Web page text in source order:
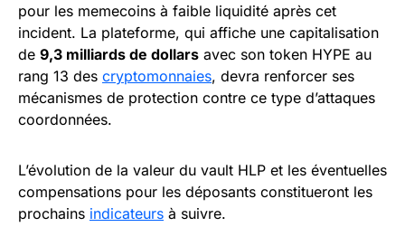
pour les memecoins à faible liquidité après cet
incident. La plateforme, qui affiche une capitalisation
de 9,3 milliards de dollars avec son token HYPE au
rang 13 des cryptomonnaies, devra renforcer ses
mécanismes de protection contre ce type d’attaques
coordonnées.
L’évolution de la valeur du vault HLP et les éventuelles
compensations pour les déposants constitueront les
prochains indicateurs à suivre.